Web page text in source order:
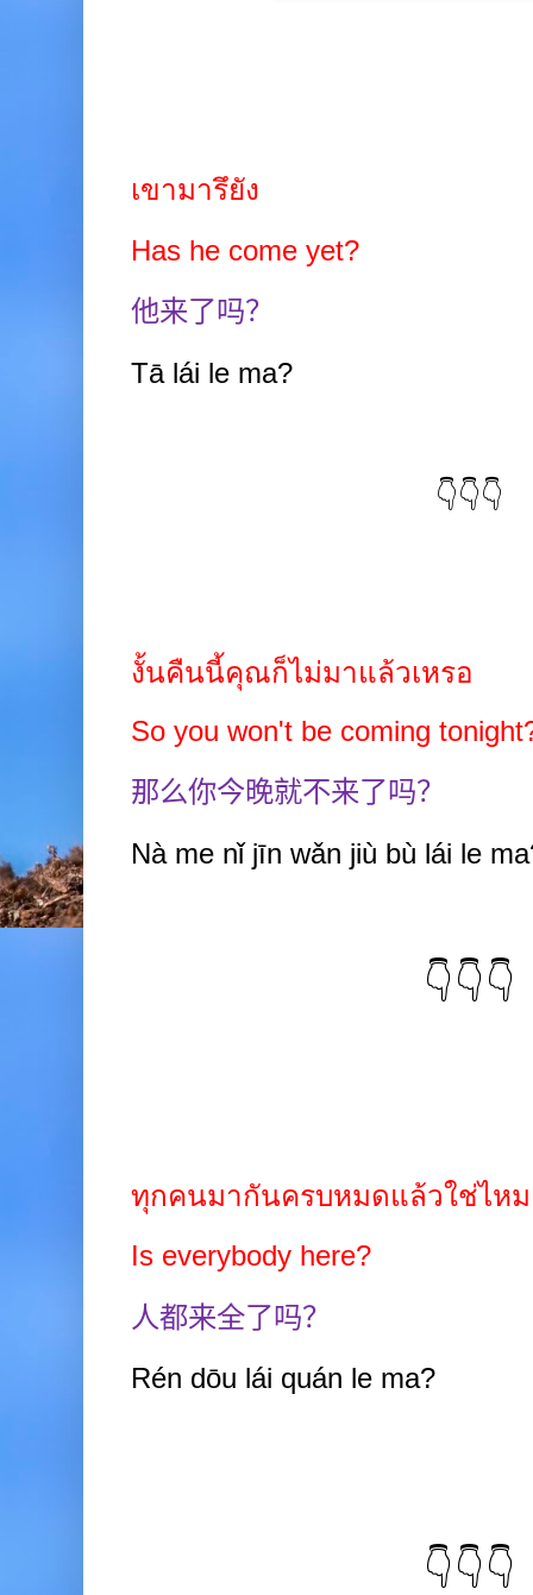
เขามารึยัง
Has he come yet?
他来了吗？
Tā lái le ma?
👇👇👇
งั้นคืนนี้คุณก็ไม่มาแล้วเหรอ
So you won't be coming
那么你今晚就不来了吗？
Nà me nǐ jīn wǎn jiù bù lái le
👇👇👇
ทุกคนมากันครบหมดแล้วใช่ไหม
Is everybody here?
人都来全了吗？
Rén dōu lái quán le ma?
👇👇👇